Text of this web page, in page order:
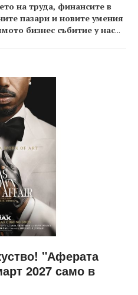
на труда, финансите в
пазари и новите умения
бизнес събитие у нас...
"Аферата
2027 само в